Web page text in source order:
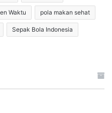
Waktu pola makan sehat
Sepak Bola Indonesia